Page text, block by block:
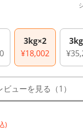
3kg×2
¥18,002
ビューを見る（1）
)